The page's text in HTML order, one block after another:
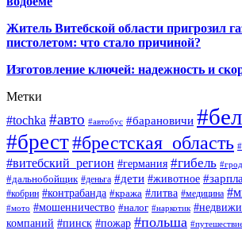
Житель Витебской области пригрозил
пистолетом: что стало причиной?
Изготовление ключей: надежность и
Метки
#tochka #авто #автобус #барановичи
#брест#брестская_область
#витебский_регион #германия #гибель
#дальнобойщик #деньга #дети #животное
#кобрин #контрабанда #кража #литва #медицина
#мото #мошенничество #налог #наркотик
компаний #пинск #пожар #польша